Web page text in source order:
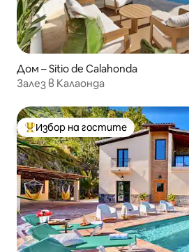
Дом – Sitio de Calahonda
Залез в Калаонда
Най-популярен избор на гостите
Избор на гостите